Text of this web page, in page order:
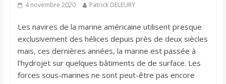
4 novembre 2020 Patrick DELEURY
Les navires de la marine américaine utilisent presque
exclusivement des hélices depuis près de deux siècles
mais, ces dernières années, la marine est passée à
l’hydrojet sur quelques bâtiments de de surface. Les
forces sous-marines ne sont peut-être pas encore